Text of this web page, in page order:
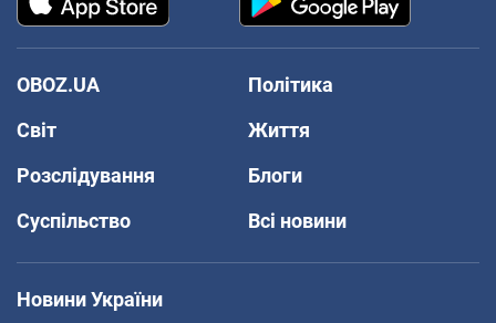
OBOZ.UA
Політика
Світ
Життя
Розслідування
Блоги
Суспільство
Всі новини
Новини України